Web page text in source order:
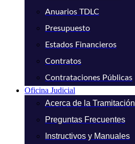
Anuarios TDLC
Presupuesto
Estados Financieros
Contratos
Contrataciones Públicas
Oficina Judicial
Acerca de la Tramitación
Preguntas Frecuentes
Instructivos y Manuales